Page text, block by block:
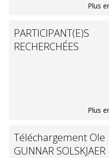
Plus
PARTICIPANT(E)S
RECHERCHÉES
Plus
Téléchargement Ole
GUNNAR SOLSKJAER